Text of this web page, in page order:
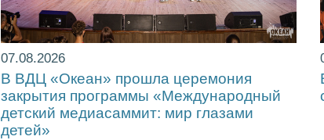
07.08.2026
В ВДЦ «Океан» прошла церемония
закрытия программы «Международный
детский медиасаммит: мир глазами
детей»